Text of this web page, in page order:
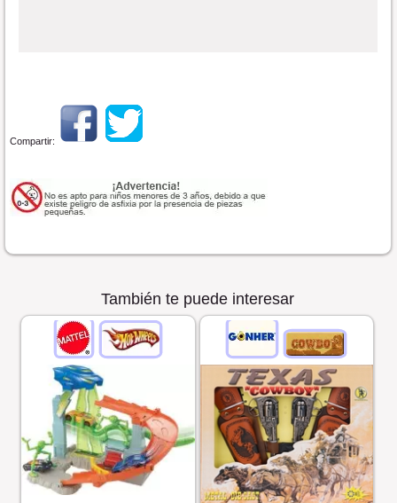
Compartir:
También te puede interesar